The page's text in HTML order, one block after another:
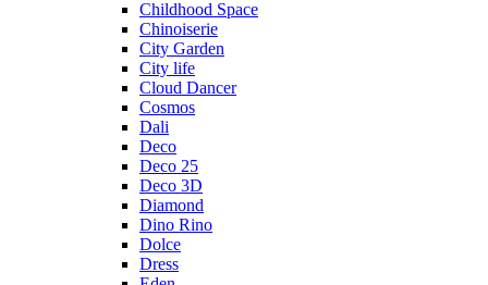
Childhood Space
Chinoiserie
City Garden
City life
Cloud Dancer
Cosmos
Dali
Deco
Deco 25
Deco 3D
Diamond
Dino Rino
Dolce
Dress